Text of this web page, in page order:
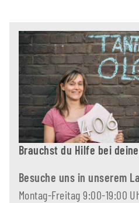
Brauchst du Hilfe bei
Besuche uns in unserem
Montag-Freitag 9:00-19:00